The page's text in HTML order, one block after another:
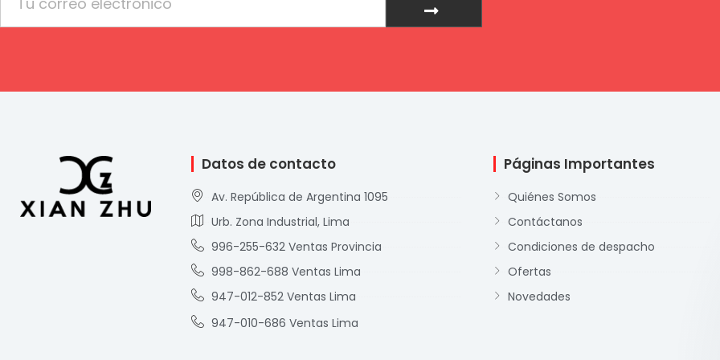
Datos de contacto
Av. República de Argentina 1095
Urb. Zona Industrial, Lima
996-255-632 Ventas Provincia
998-862-688 Ventas Lima
947-012-852 Ventas Lima
947-010-686 Ventas Lima
Páginas Importantes
Quiénes Somos
Contáctanos
Condiciones de despacho
Ofertas
Novedades